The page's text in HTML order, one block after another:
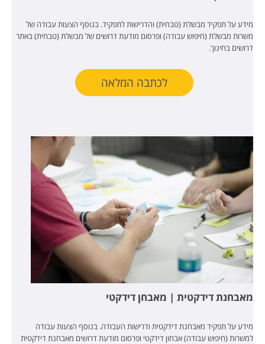
מידע על תפקיד מבשלת (טבחית) והדרישות לתפקיד. בנוסף הצעות עבודה של
משרות מבשלת (חיפוש עבודה) ופרסום מודעת דרושים של מבשלת (טבחית) באתר
דרושים בחינוך.
לכתבה המלאה
מאבחנת דידקטית | מאבחן דידקטי
מידע על תפקיד מאבחנת דידקטית ודרישות העבודה. בנוסף הצעות עבודה
למשרות (חיפוש עבודה) אבחון דידקטי ופרסום מודעת דרושים מאבחנת דידקטית